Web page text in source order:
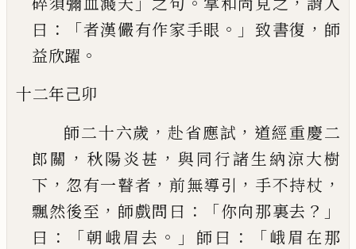
曰 ： 「者漢儼有作家手眼 。」 致書復 ， 師
益欣躍 。
十二年己卯
師二十六歲 ， 赴省應試 ， 道經重慶二
郎關 ， 秋陽炎甚 ， 與同行諸生納涼大樹
下 ， 忽有一瞽者 ， 前無導引 ， 手不持杖 ，
飄然後至 ， 師戲問曰 ：「你向那裏去 ？」
曰 ： 「朝峨眉去 。」 師曰 ：「峨眉在那